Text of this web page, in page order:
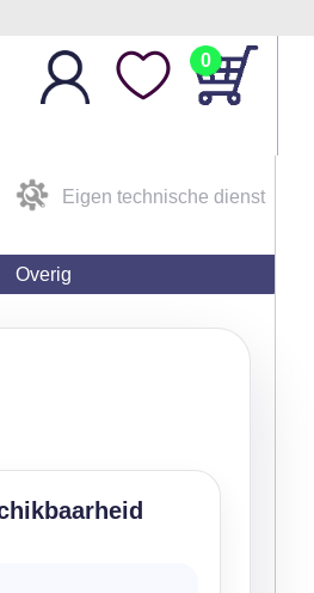
0
Eigen technische dienst
Overig